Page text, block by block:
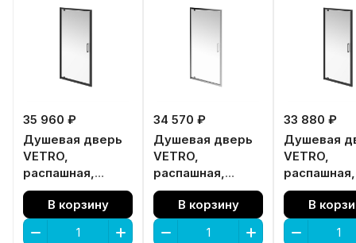
35 960 ₽
Душевая дверь
VETRO,
распашная,
100х195,
матовый черный
В корзину
34 570 ₽
Душевая дверь
VETRO,
распашная,
100х195, хром
В корзину
33 880 ₽
Душевая
VETRO,
распашная,
90х195,
черный
В